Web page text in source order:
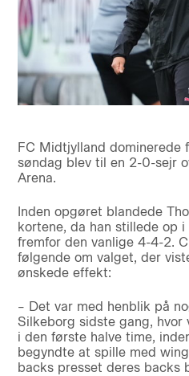
FC Midtjylland dominerede
søndag blev til en 2-0-sejr
Arena.
Inden opgøret blandede
kortene, da han stillede op
fremfor den vanlige 4-4-2.
følgende om valget, der
ønskede effekt:
– Det var med henblik på
Silkeborg sidste gang,
i den første halve time,
begyndte at spille med
backs presset deres backs